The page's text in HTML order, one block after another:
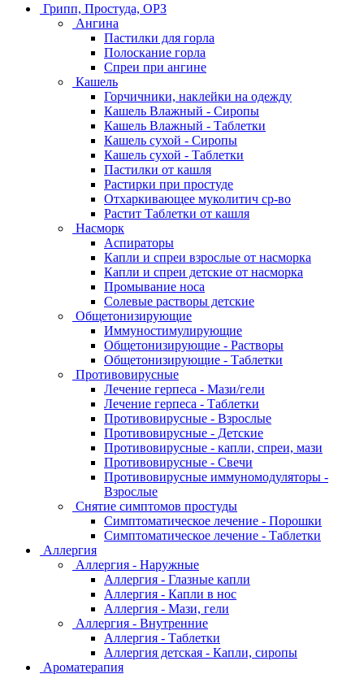
Грипп, Простуда, ОРЗ
Ангина
Пастилки для горла
Полоскание горла
Спреи при ангине
Кашель
Горчичники, наклейки на одежду
Кашель Влажный - Сиропы
Кашель Влажный - Таблетки
Кашель сухой - Сиропы
Кашель сухой - Таблетки
Пастилки от кашля
Растирки при простуде
Отхаркивающее муколитич ср-во
Растит Таблетки от кашля
Насморк
Аспираторы
Капли и спреи взрослые от насморка
Капли и спреи детские от насморка
Промывание носа
Солевые растворы детские
Общетонизирующие
Иммуностимулирующие
Общетонизирующие - Растворы
Общетонизирующие - Таблетки
Противовирусные
Лечение герпеса - Мази/гели
Лечение герпеса - Таблетки
Противовирусные - Взрослые
Противовирусные - Детские
Противовирусные - капли, спреи, мази
Противовирусные - Свечи
Противовирусные иммуномодуляторы -
Взрослые
Снятие симптомов простуды
Симптоматическое лечение - Порошки
Симптоматическое лечение - Таблетки
Аллергия
Аллергия - Наружные
Аллергия - Глазные капли
Аллергия - Капли в нос
Аллергия - Мази, гели
Аллергия - Внутренние
Аллергия - Таблетки
Аллергия детская - Капли, сиропы
Ароматерапия